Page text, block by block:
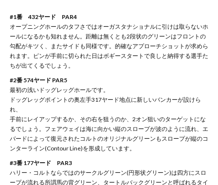
#1番 432ヤード PAR4
オープニングホールのタフさではオーガスタナショナルに引けは取らないホ
ールになるかも知れません。距離は無くとも2段状のグリーンはフロントの
勾配がキツく、またサイドも同様です。的確なアプローチショットが求めら
れます。ピンが手前に切られた日はボギースタートで良しと納得する選手た
ちが出てくるでしょう。
#2番 574ヤード PAR5
最初の浅いドッグレッグホールです。
ドッグレッグポイントの奥左手317ヤード地点に新しいバンカーが設けら
れ、
手前にレイアップするか、その右を狙うのか、2オン狙いのターゲットにな
るでしょう。フェアウェイは海に向かい縦のスロープが波のように流れ、エ
バードによって復元されたコルトのオリジナルグリーンもスロープが縦のコ
ンターライン(Contour Line)を形成しています。
#3番 177ヤード PAR3
ハリー・コルトならではのサークルグリーン(円形状グリーン)は四方にスロ
ープが流れる所謂馬の背グリーン、タートルバックグリーンと呼ばれるタイ